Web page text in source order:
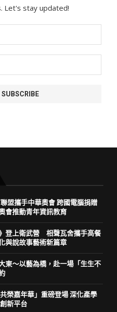
Let's stay updated!
盟攜手中華奧會 跨國電腦捐贈
會推動青年資訊教育
》登上衛武營 相聲瓦舍攜手高餐
與說故事藝術新篇章
東～以藝為橋，赴一場「生生不
共榮嘉年華」重磅登場 深化產學
新平台